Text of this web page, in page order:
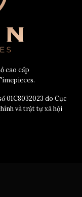
cao cấp
01C8032023 do Cục
và trật tự xã hội